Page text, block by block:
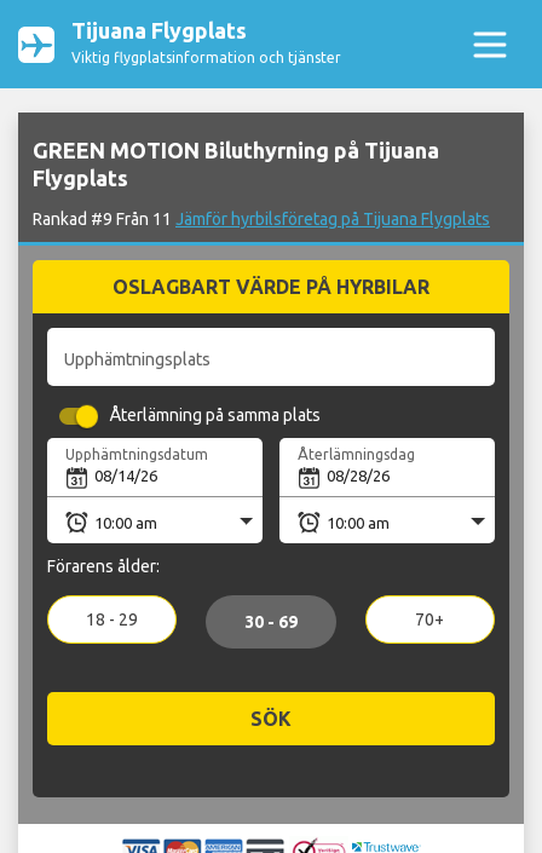
Tijuana Flygplats
Viktig flygplatsinformation och tjänster
GREEN MOTION Biluthyrning på Tijuana
Flygplats
Rankad #9 Från 11 Jämför hyrbilsföretag på Tijuana Flygplats
OSLAGBART VÄRDE PÅ HYRBILAR
Upphämtningsplats
Återlämning på samma plats
Upphämtningsdatum Återlämningsdag
Förarens ålder:
18 - 29 30 - 69 70+
SÖK